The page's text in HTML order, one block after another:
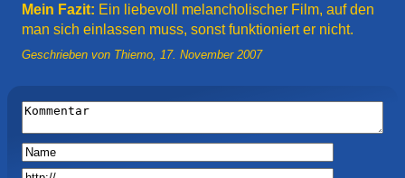
Mein Fazit: Ein liebevoll melancholischer Film, auf den
man sich einlassen muss, sonst funktioniert er nicht.
Geschrieben von Thiemo 17. November 2007